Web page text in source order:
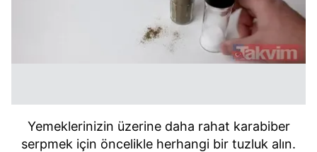
Yemeklerinizin üzerine daha rahat karabiber
serpmek için öncelikle herhangi bir tuzluk alın.